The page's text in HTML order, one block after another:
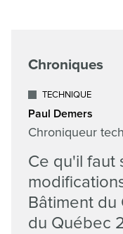
Chroniques
TECHNIQUE
Paul Demers
Chroniqueur
Ce qu'il faut
Bâtiment
du Québec